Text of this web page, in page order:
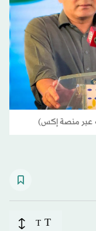
عبر منصة إكس)
T
T